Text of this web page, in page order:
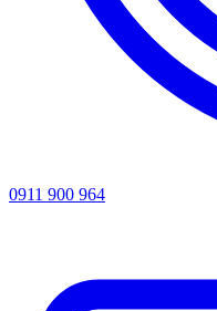
0911 900 964